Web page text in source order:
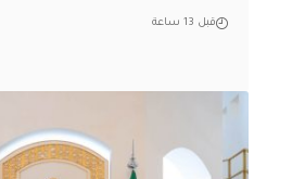
قبل 13 ساعة